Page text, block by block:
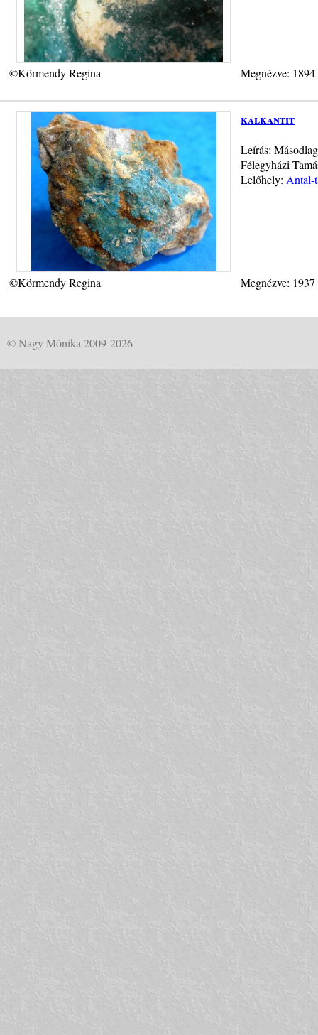
©Körmendy Regina Megnézve:
kalkantit
Leírás:
Félegyházi
Lelőhely: Antal-
©Körmendy Regina Megnézve:
© Nagy Mónika 2009-2026